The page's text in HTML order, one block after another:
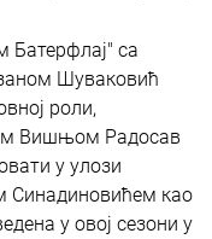
са
Шуваковић
роли,
Вишњом Радосав
у улози
Синадиновићем као
у овој сезони у